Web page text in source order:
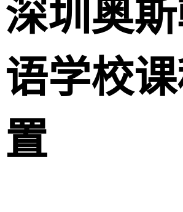
深圳奥
语学校
置